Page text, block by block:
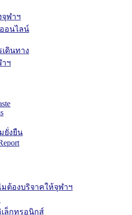
ฬาฯ
อนไลน์
ดินทาง
ฯ
ยั่งยืน
มต้องบริจาคให้จุฬาฯ
ล็กทรอนิกส์